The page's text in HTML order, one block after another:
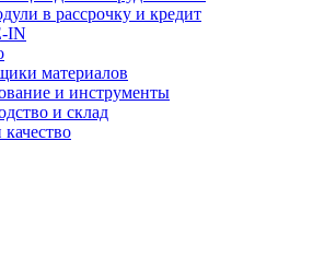
в рассрочку и кредит
IN
материалов
и инструменты
и склад